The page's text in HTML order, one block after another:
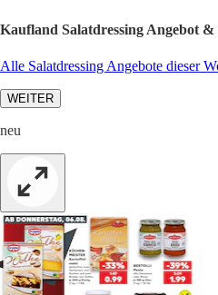
Kaufland Salatdressing Angebot
Alle Salatdressing Angebote dieser
WEITER
neu